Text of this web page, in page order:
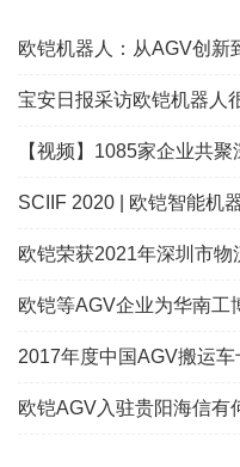
欧铠机器人：从AGV创新
宝安日报采访欧铠机器人
【视频】1085家企业共聚深圳工业
SCIIF 2020 | 欧铠智能机器人：
欧铠荣获2021年深圳市物流机
欧铠等AGV企业为华南工
2017年度中国AGV搬运
欧铠AGV入驻贵阳海信有